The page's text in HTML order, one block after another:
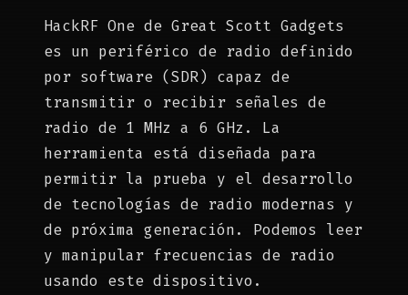
HackRF One de Great Scott Gadgets
es un periférico de radio definido
por software (SDR) capaz de
transmitir o recibir señales de
radio de 1 MHz a 6 GHz. La
herramienta está diseñada para
permitir la prueba y el desarrollo
de tecnologías de radio modernas y
de próxima generación. Podemos leer
y manipular frecuencias de radio
usando este dispositivo.